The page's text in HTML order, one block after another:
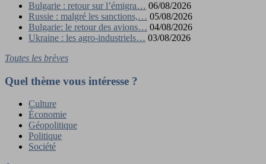
Bulgarie : retour sur l’émigra… 06/08/2026
Russie : malgré les sanctions,… 05/08/2026
Bulgarie: le retour des avions… 04/08/2026
Ukraine : les agro-industriels… 03/08/2026
Toutes les brèves
Quel thème vous intéresse ?
Culture
Économie
Géopolitique
Politique
Société